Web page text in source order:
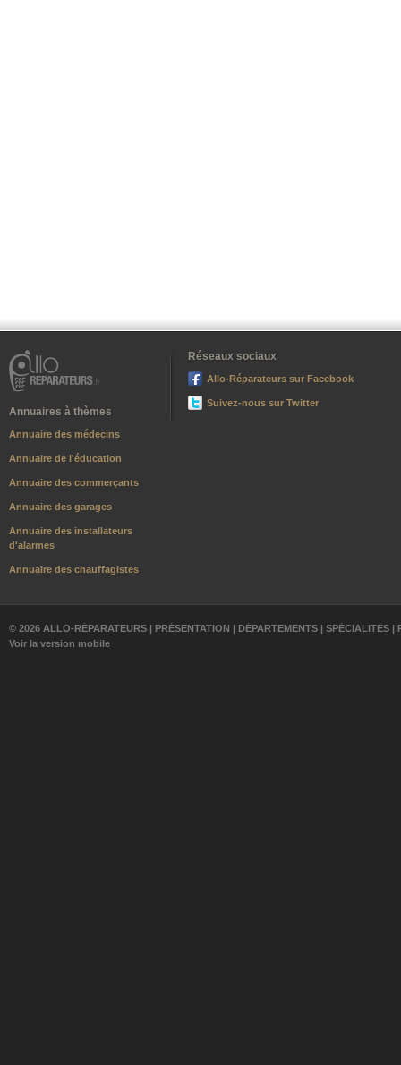
Annuaires à thèmes
Annuaire des médecins
Annuaire de l'éducation
Annuaire des commerçants
Annuaire des garages
Annuaire des installateurs
d'alarmes
Annuaire des chauffagistes
Réseaux sociaux
Allo-Réparateurs sur Facebook
Suivez-nous sur Twitter
© 2026 ALLO-RÉPARATEURS | PRÉSENTATION | DÉPARTEMENTS | SPÉCIALITÉS |
Voir la version mobile